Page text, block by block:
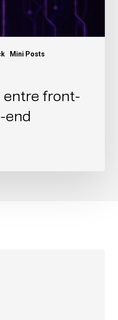
Mini Posts
entre front-
end